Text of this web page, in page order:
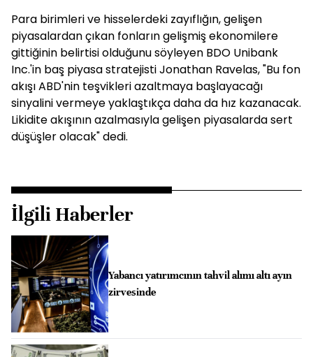
Para birimleri ve hisselerdeki zayıflığın, gelişen
piyasalardan çıkan fonların gelişmiş ekonomilere
gittiğinin belirtisi olduğunu söyleyen BDO Unibank
Inc.'in baş piyasa stratejisti Jonathan Ravelas, "Bu fon
akışı ABD'nin teşvikleri azaltmaya başlayacağı
sinyalini vermeye yaklaştıkça daha da hız kazanacak.
Likidite akışının azalmasıyla gelişen piyasalarda sert
düşüşler olacak" dedi.
İlgili Haberler
Yabancı yatırımcının tahvil alımı altı ayın
zirvesinde